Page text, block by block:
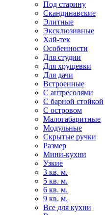
Под старину
Скандинавские
Элитные
Эксклюзивные
Хай-тек
Особенности
Для студии
Для хрущевки
Для дачи
Встроенные
С антресолями
С барной стойкой
С островом
Малогабаритные
Модульные
Скрытые ручки
Размер
Мини-кухни
Узкие
3 кв. м.
5 кв. м.
6 кв. м.
9 кв. м.
Все для кухни